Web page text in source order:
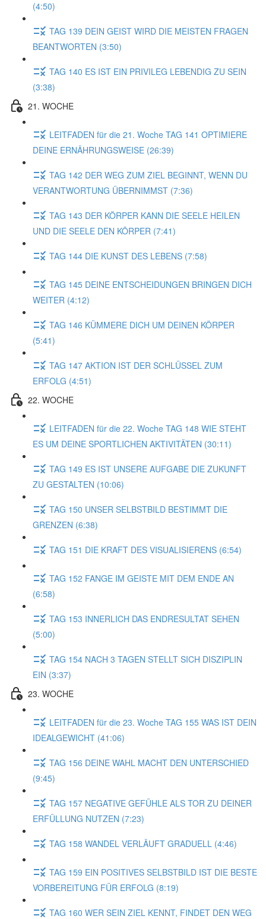
(4:50)
TAG 139 DEIN GEIST WIRD DIE MEISTEN FRAGEN
BEANTWORTEN (3:50)
TAG 140 ES IST EIN PRIVILEG LEBENDIG ZU SEIN
(3:38)
21. WOCHE
LEITFADEN für die 21. Woche TAG 141 OPTIMIERE
DEINE ERNÄHRUNGSWEISE (26:39)
TAG 142 DER WEG ZUM ZIEL BEGINNT, WENN DU
VERANTWORTUNG ÜBERNIMMST (7:36)
TAG 143 DER KÖRPER KANN DIE SEELE HEILEN
UND DIE SEELE DEN KÖRPER (7:41)
TAG 144 DIE KUNST DES LEBENS (7:58)
TAG 145 DEINE ENTSCHEIDUNGEN BRINGEN DICH
WEITER (4:12)
TAG 146 KÜMMERE DICH UM DEINEN KÖRPER
(5:41)
TAG 147 AKTION IST DER SCHLÜSSEL ZUM
ERFOLG (4:51)
22. WOCHE
LEITFADEN für die 22. Woche TAG 148 WIE STEHT
ES UM DEINE SPORTLICHEN AKTIVITÄTEN (30:11)
TAG 149 ES IST UNSERE AUFGABE DIE ZUKUNFT
ZU GESTALTEN (10:06)
TAG 150 UNSER SELBSTBILD BESTIMMT DIE
GRENZEN (6:38)
TAG 151 DIE KRAFT DES VISUALISIERENS (6:54)
TAG 152 FANGE IM GEISTE MIT DEM ENDE AN
(6:58)
TAG 153 INNERLICH DAS ENDRESULTAT SEHEN
(5:00)
TAG 154 NACH 3 TAGEN STELLT SICH DISZIPLIN
EIN (3:37)
23. WOCHE
LEITFADEN für die 23. Woche TAG 155 WAS IST DEIN
IDEALGEWICHT (41:06)
TAG 156 DEINE WAHL MACHT DEN UNTERSCHIED
(9:45)
TAG 157 NEGATIVE GEFÜHLE ALS TOR ZU DEINER
ERFÜLLUNG NUTZEN (7:23)
TAG 158 WANDEL VERLÄUFT GRADUELL (4:46)
TAG 159 EIN POSITIVES SELBSTBILD IST DIE BESTE
VORBEREITUNG FÜR ERFOLG (8:19)
TAG 160 WER SEIN ZIEL KENNT, FINDET DEN WEG